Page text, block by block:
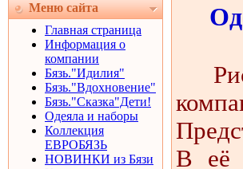
Меню сайта
Главная страница
Информация о
компании
Бязь."Идилия"
Бязь."Вдохновение"
Бязь."Сказка"Дети!
Одеяла и наборы
Коллекция
ЕВРОБЯЗЬ
НОВИНКИ из Бязи
В её